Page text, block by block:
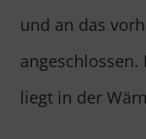
und an das
liegt in der